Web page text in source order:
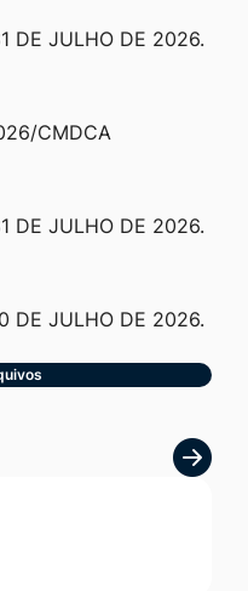
DE JULHO DE 2026.
CMDCA
DE JULHO DE 2026.
DE JULHO DE 2026.